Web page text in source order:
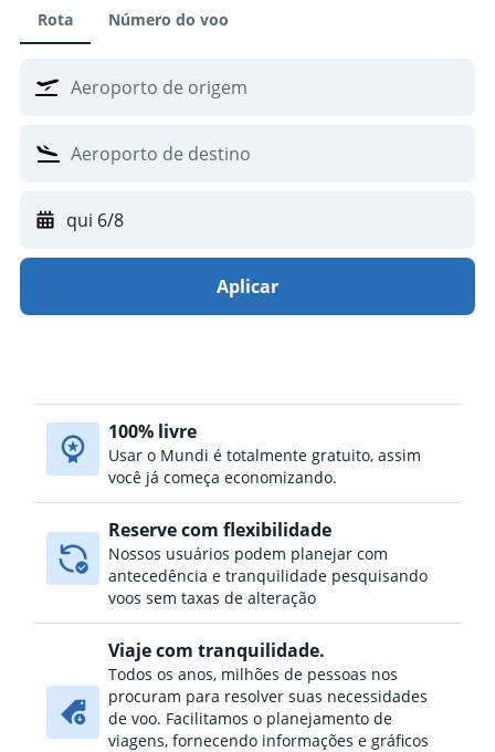
Rota Número do voo
qui 6/8
Aplicar
100% livre
Usar o Mundi é totalmente gratuito, assim
você já começa economizando.
Reserve com flexibilidade
Nossos usuários podem planejar com
antecedência e tranquilidade pesquisando
voos sem taxas de alteração
Viaje com tranquilidade.
Todos os anos, milhões de pessoas nos
procuram para resolver suas necessidades
de voo. Facilitamos o planejamento de
viagens, fornecendo informações e gráficos